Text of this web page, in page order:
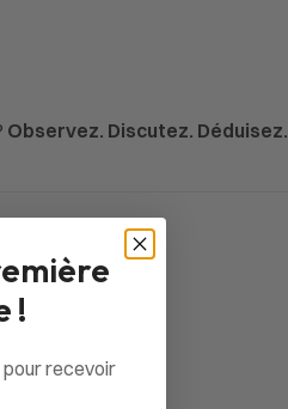
Observez. Discutez. Déduisez.
!
recevoir